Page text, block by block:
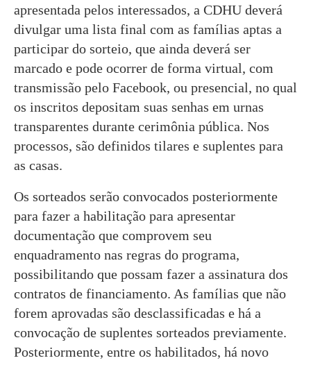
apresentada pelos interessados, a CDHU deverá
divulgar uma lista final com as famílias aptas a
participar do sorteio, que ainda deverá ser
marcado e pode ocorrer de forma virtual, com
transmissão pelo Facebook, ou presencial, no qual
os inscritos depositam suas senhas em urnas
transparentes durante cerimônia pública. Nos
processos, são definidos tilares e suplentes para
as casas.
Os sorteados serão convocados posteriormente
para fazer a habilitação para apresentar
documentação que comprovem seu
enquadramento nas regras do programa,
possibilitando que possam fazer a assinatura dos
contratos de financiamento. As famílias que não
forem aprovadas são desclassificadas e há a
convocação de suplentes sorteados previamente.
Posteriormente, entre os habilitados, há novo